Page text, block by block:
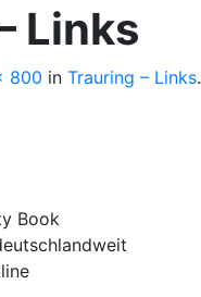
Links
800 in Trauring – Links.
Book